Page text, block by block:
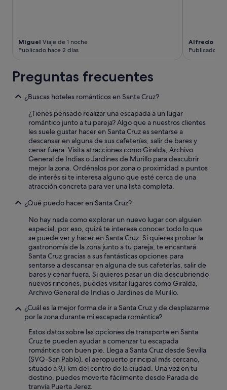
Miguel Viaje de 1 noche
Publicado hace 2 días
Alfredo
Publicado
Preguntas frecuentes
¿Buscas hoteles románticos en Santa Cruz?
¿Tienes pensado realizar una escapada a un lugar
romántico junto a tu pareja? Algo que a nuestros clientes
les suele gustar hacer en Santa Cruz es sentarse a
descansar en alguna de sus cafeterías, salir de bares y
cenar fuera. Visita atracciones como Giralda, Archivo
General de Indias o Jardines de Murillo para descubrir
mejor la zona. Ordénalos por zona o proximidad a puntos
de interés si te interesa alguno que esté cerca de una
atracción concreta para ver una lista completa.
¿Qué puedo hacer en Santa Cruz?
No hay nada como explorar un nuevo lugar con alguien
especial, por eso, quizá te interese conocer todo lo que
se puede ver y hacer en Santa Cruz. Si quieres probar la
gastronomía de la zona junto a tu pareja, te encantará
Santa Cruz gracias a sus fantásticas opciones para
sentarse a descansar en alguna de sus cafeterías, salir de
bares y cenar fuera. Si quieres pasar un día descubriendo
nuevos rincones, puedes visitar lugares como Giralda,
Archivo General de Indias o Jardines de Murillo.
¿Cuál es la mejor forma de ir a Santa Cruz y de desplazarme
por la zona durante mi escapada romántica?
Estos datos sobre las opciones de transporte en Santa
Cruz te pueden ayudar a comenzar tu escapada
romántica con buen pie. Llega a Santa Cruz desde Sevilla
(SVQ-San Pablo), el aeropuerto principal más cercano,
situado a 9,1 km del centro de la ciudad. Una vez en tu
destino, puedes moverte fácilmente desde Parada de
tranvía Puerta Jerez.